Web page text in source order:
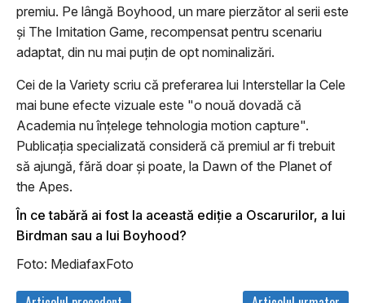
premiu. Pe lângă Boyhood, un mare pierzător al serii este
şi The Imitation Game, recompensat pentru scenariu
adaptat, din nu mai puţin de opt nominalizări.
Cei de la Variety scriu că preferarea lui Interstellar la Cele
mai bune efecte vizuale este "o nouă dovadă că
Academia nu înţelege tehnologia motion capture".
Publicaţia specializată consideră că premiul ar fi trebuit
să ajungă, fără doar şi poate, la Dawn of the Planet of
the Apes.
În ce tabără ai fost la această ediţie a Oscarurilor, a lui
Birdman sau a lui Boyhood?
Foto: MediafaxFoto